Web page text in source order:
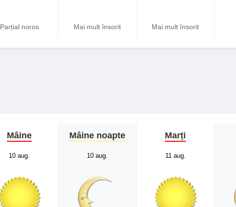
Parțial noros Mai mult însorit Mai mult însorit
Mâine
10 aug.
Mâine noapte
10 aug.
Marți
11 aug.